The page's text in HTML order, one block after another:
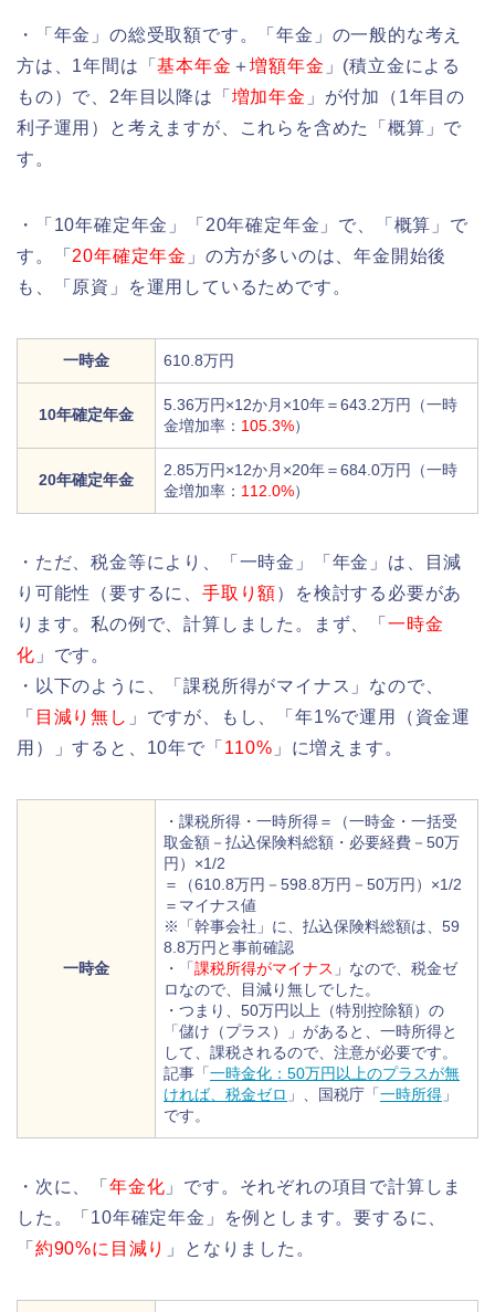
・「年金」の総受取額です。「年金」の一般的な考え
方は、1年間は「基本年金 ＋増額年金 」(積立金による
もの）で、2年目以降は「 増加年金 」が付加（1年目の
利子運用）と考えますが、これらを含めた「概算」で
す。
・「10年確定年金」「20年確定年金」で、「概算」で
す。「 20年確定年金 」の方が多いのは、年金開始後
も、「原資」を運用しているためです。
一時金 610.8万円
10年確定年金
5.36万円×12か月×10年＝643.2万円（一時
金増加率： 105.3%）
20年確定年金
2.85万円×12か月×20年＝684.0万円（一時
金増加率： 112.0%）
・ただ、税金等により、「一時金」「年金」は、目減
り可能性（要するに、 手取り額）を検討する必要があ
ります。私の例で、計算しました。まず、「一時金
化 」です。
・以下のように、「課税所得がマイナス」なので、
「 目減り無し 」ですが、もし、「年1%で運用（資金運
用）」すると、10年で「 110% 」に増えます。
一時金
・課税所得・一時所得＝（一時金・一括受
取金額－払込保険料総額・必要経費－50万
円）×1/2
＝（610.8万円－598.8万円－50万円）×1/2
＝マイナス値
※「幹事会社」に、払込保険料総額は、59
8.8万円と事前確認
・「課税所得がマイナス 」なので、税金ゼ
ロなので、目減り無しでした。
・つまり、50万円以上（特別控除額）の
「儲け（プラス）」があると、一時所得と
して、課税されるので、注意が必要です。
記事「一時金化：50万円以上のプラスが無
ければ、税金ゼロ 」、国税庁「一時所得 」
です。
・次に、「 年金化 」です。それぞれの項目で計算しま
した。「10年確定年金」を例とします。要するに、
「 約90%に目減り 」となりました。